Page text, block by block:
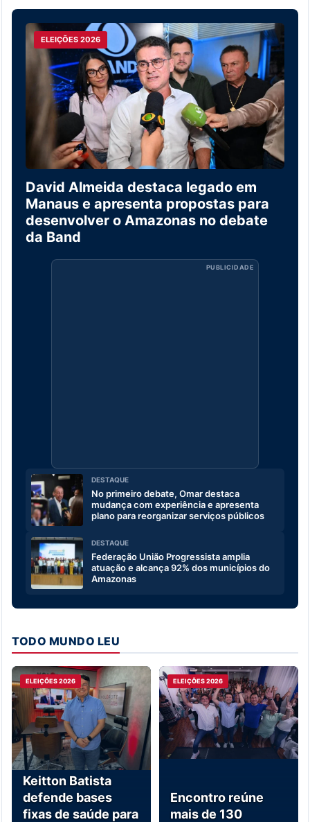
ELEIÇÕES 2026
David Almeida destaca legado em
Manaus e apresenta propostas para
desenvolver o Amazonas no debate
da Band
PUBLICIDADE
DESTAQUE
No primeiro debate, Omar destaca
mudança com experiência e apresenta
plano para reorganizar serviços públicos
DESTAQUE
Federação União Progressista amplia
atuação e alcança 92% dos municípios do
Amazonas
TODO MUNDO LEU
ELEIÇÕES 2026
Keitton Batista
defende bases
fixas de saúde para
ELEIÇÕES 2026
Encontro reúne
mais de 130